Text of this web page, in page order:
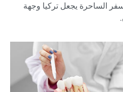
الساحرة يجعل تركيا وجهة